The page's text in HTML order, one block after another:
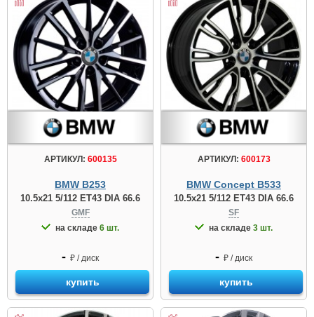
АРТИКУЛ: 600135
BMW B253
10.5x21 5/112 ET43 DIA 66.6
GMF
на складе 6 шт.
- ₽ / диск
купить
АРТИКУЛ: 600173
BMW Concept B533
10.5x21 5/112 ET43 DIA 66.6
SF
на складе 3 шт.
- ₽ / диск
купить